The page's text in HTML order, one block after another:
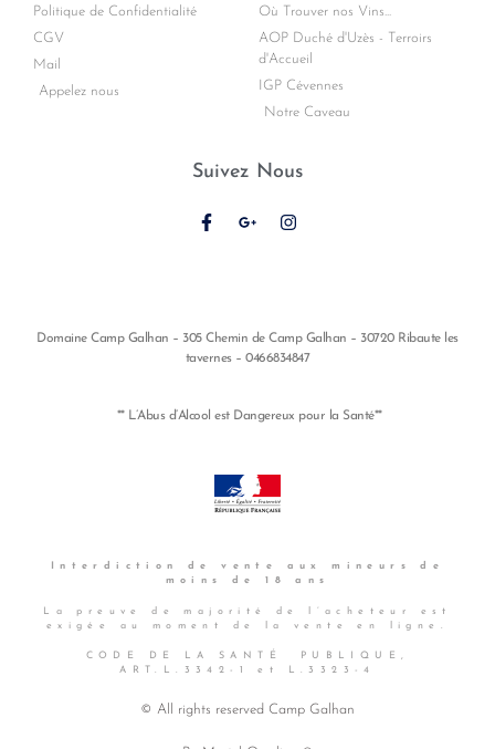
Politique de Confidentialité
CGV
Mail
Appelez nous
Où Trouver nos Vins...
AOP Duché d'Uzès - Terroirs
d'Accueil
IGP Cévennes
Notre Caveau
Suivez Nous
Domaine Camp Galhan – 305 Chemin de Camp Galhan – 30720 Ribaute les
tavernes – 0466834847
** L’Abus d’Alcool est Dangereux pour la Santé**
Interdiction de vente aux
mineurs de
moins de 18 ans
La preuve de majorité de l’acheteur est
exigée au moment de la vente en ligne.
CODE DE LA SANTÉ PUBLIQUE,
ART.L.3342-1 et L.3323-4
© All rights reserved Camp Galhan